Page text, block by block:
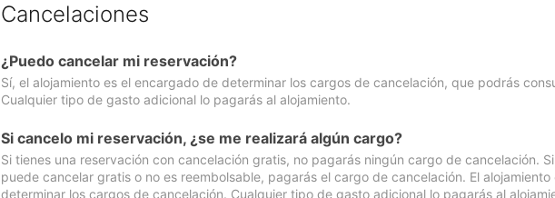
Cancelaciones
¿Puedo cancelar mi reservación?
Sí, el alojamiento es el encargado de determinar los cargos de cancelación, que podrás
Cualquier tipo de gasto adicional lo pagarás al alojamiento.
Si cancelo mi reservación, ¿se me realizará algún cargo?
Si tienes una reservación con cancelación gratis, no pagarás ningún cargo de cancelación.
puede cancelar gratis o no es reembolsable, pagarás el cargo de cancelación. El
determinar los cargos de cancelación. Cualquier tipo de gasto adicional lo pagarás al